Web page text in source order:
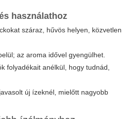
használathoz
száraz, hűvös helyen, közvetlen
az aroma idővel gyengülhet.
folyadékait anélkül, hogy tudnád,
új ízeknél, mielőtt nagyobb